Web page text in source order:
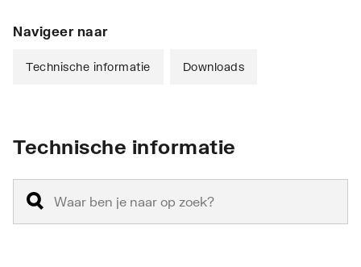
Navigeer naar
Technische informatie Downloads
Technische informatie